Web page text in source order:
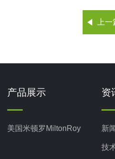
上
产品展示
美国米顿罗MiltonRoy
资
新
技